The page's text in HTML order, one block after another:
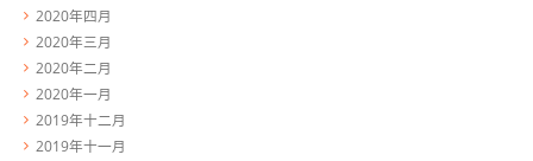
2020年四月
2020年三月
2020年二月
2020年一月
2019年十二月
2019年十一月